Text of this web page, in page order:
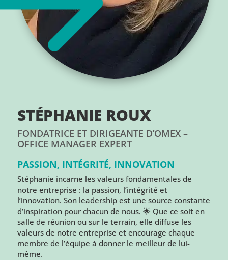
STÉPHANIE ROUX
FONDATRICE ET DIRIGEANTE D’OMEX –
OFFICE MANAGER EXPERT
PASSION, INTÉGRITÉ, INNOVATION
Stéphanie incarne les valeurs fondamentales de
notre entreprise : la passion, l’intégrité et
l’innovation. Son leadership est une source constante
d’inspiration pour chacun de nous. 🌟 Que ce soit en
salle de réunion ou sur le terrain, elle diffuse les
valeurs de notre entreprise et encourage chaque
membre de l’équipe à donner le meilleur de lui-
même.